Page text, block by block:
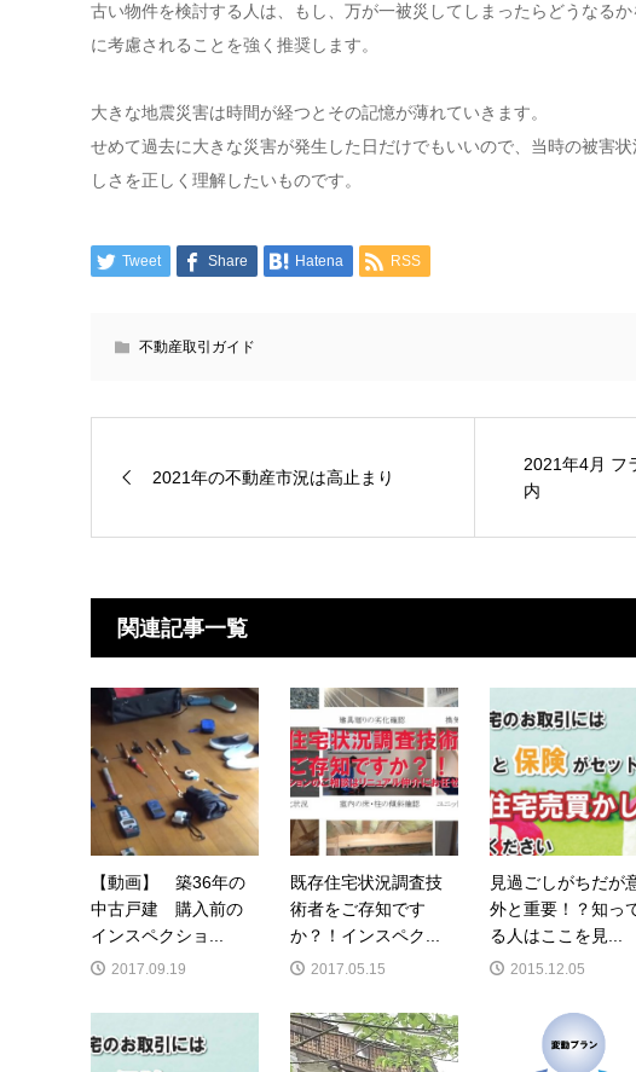
古い物件を検討する人は、もし、万が一被災してしまったらどうなる
に考慮されることを強く推奨します。
大きな地震災害は時間が経つとその記憶が薄れていきます。
せめて過去に大きな災害が発生した日だけでもいいので、当時の被害
しさを正しく理解したいものです。
Tweet Share Hatena RSS
不動産取引ガイド
2021年の不動産市況は高止まり
2021年4月 フ
内
関連記事一覧
【動画】 築36年の
中古戸建 購入前の
インスペクショ...
2017.09.19
既存住宅状況調査技
術者をご存知です
か？！インスペク...
2017.05.15
見過ごしがちだが
外と重要！？知っ
る人はここを見...
2015.12.05